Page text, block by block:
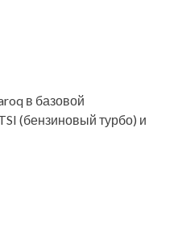
в базовой
(бензиновый турбо) и